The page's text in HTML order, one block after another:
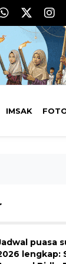
IMSAK
puasa
lengkap: